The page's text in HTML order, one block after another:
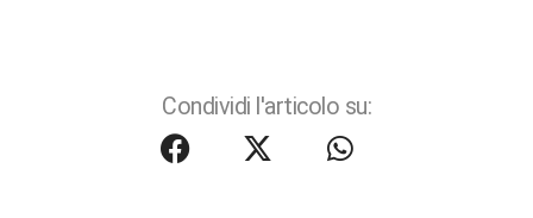
Condividi l'articolo su: